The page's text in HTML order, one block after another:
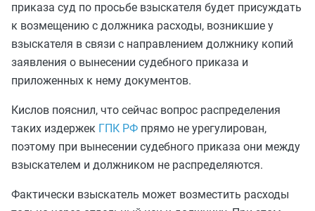
приказа суд по просьбе взыскателя будет присуждать
к возмещению с должника расходы, возникшие у
взыскателя в связи с направлением должнику копий
заявления о вынесении судебного приказа и
приложенных к нему документов.
Кислов пояснил, что сейчас вопрос распределения
таких издержек ГПК РФ прямо не урегулирован,
поэтому при вынесении судебного приказа они между
взыскателем и должником не распределяются.
Фактически взыскатель может возместить расходы